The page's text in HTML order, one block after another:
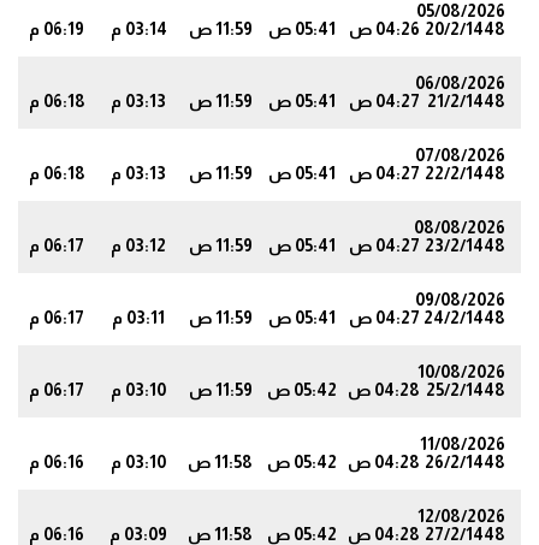
05/08/2026
20/2/1448 04:26 ص 05:41 ص 11:59 ص 03:14 م 06:19 م
06/08/2026
21/2/1448 04:27 ص 05:41 ص 11:59 ص 03:13 م 06:18 م
07/08/2026
22/2/1448 04:27 ص 05:41 ص 11:59 ص 03:13 م 06:18 م
08/08/2026
23/2/1448 04:27 ص 05:41 ص 11:59 ص 03:12 م 06:17 م
09/08/2026
24/2/1448 04:27 ص 05:41 ص 11:59 ص 03:11 م 06:17 م
10/08/2026
25/2/1448 04:28 ص 05:42 ص 11:59 ص 03:10 م 06:17 م
11/08/2026
26/2/1448 04:28 ص 05:42 ص 11:58 ص 03:10 م 06:16 م
12/08/2026
27/2/1448 04:28 ص 05:42 ص 11:58 ص 03:09 م 06:16 م